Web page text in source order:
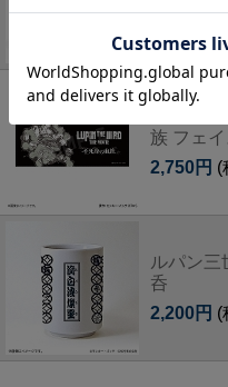
族 フェ
2,750円 (
ルパン
呑
2,200円 (